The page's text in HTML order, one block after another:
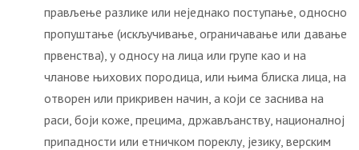
прављење разлике или неједнако поступање, односно
пропуштање (искључивање, ограничавање или давање
првенства), у односу на лица или групе као и на
чланове њихових породица, или њима блиска лица, на
отворен или прикривен начин, а који се заснива на
раси, боји коже, прецима, држављанству, националној
припадности или етничком пореклу, језику, верским